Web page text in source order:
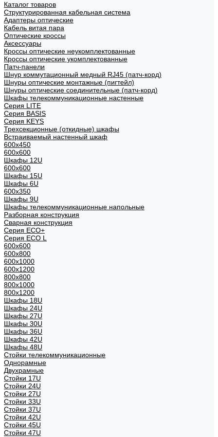
Каталог товаров
Структурированная кабельная система
Адаптеры оптические
Кабель витая пара
Оптические кроссы
Аксессуары
Кроссы оптические неукомплектованные
Кроссы оптические укомплектованные
Патч-панели
Шнур коммутационный медный RJ45 (патч-корд)
Шнуры оптические монтажные (пигтейл)
Шнуры оптические соединительные (патч-корд)
Шкафы телекоммуникационные настенные
Cерия LITE
Cерия BASIS
Cерия KEYS
Трехсекционные (откидные) шкафы
Встраиваемый настенный шкаф
600x450
600x600
Шкафы 12U
600x600
Шкафы 15U
Шкафы 6U
600x350
Шкафы 9U
Шкафы телекоммуникационные напольные
Разборная конструкция
Сварная конструкция
Серия ECO+
Серия ECO L
600x600
600x800
600х1000
600х1200
800x800
800х1000
800х1200
Шкафы 18U
Шкафы 24U
Шкафы 27U
Шкафы 30U
Шкафы 36U
Шкафы 42U
Шкафы 48U
Стойки телекоммуникационные
Однорамные
Двухрамные
Стойки 17U
Стойки 24U
Стойки 27U
Стойки 33U
Стойки 37U
Стойки 42U
Стойки 45U
Стойки 47U